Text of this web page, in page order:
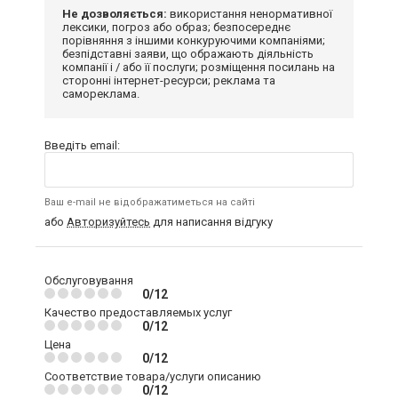
Не дозволяється: використання ненормативної
лексики, погроз або образ; безпосереднє
порівняння з іншими конкуруючими компаніями;
безпідставні заяви, що ображають діяльність
компанії і / або її послуги; розміщення посилань на
сторонні інтернет-ресурси; реклама та
самореклама.
Введіть email:
Ваш e-mail не відображатиметься на сайті
або Авторизуйтесь для написання відгуку
Обслуговування
0/12
Качество предоставляемых услуг
0/12
Цена
0/12
Соответствие товара/услуги описанию
0/12